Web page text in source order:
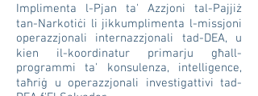
Implimenta l-Pjan ta' Azzjoni tal-Pajjiż
tan-Narkotiċi li jikkumplimenta l-missjoni
operazzjonali internazzjonali tad-DEA, u
kien il-koordinatur primarju għall-
programmi ta' konsulenza, intelligence,
taħriġ u operazzjonali investigattivi tad-